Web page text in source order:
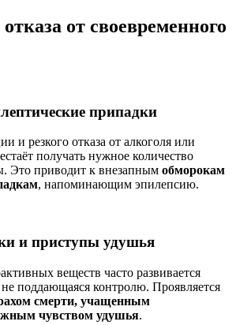
от своевременного
припадки
и резкого отказа от алкоголя или
получать нужное количество
Это приводит к внезапным обморокам
, напоминающим эпилепсию.
и приступы удушья
веществ часто развивается
не поддающаяся контролю. Проявляется
смерти, учащенным
чувством удушья.